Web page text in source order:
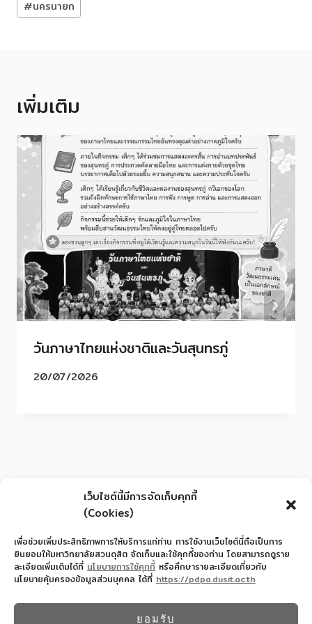
เว็บไซต์นี้มีการจัดเก็บคุกกี้
(Cookies)
เพื่อช่วยเพิ่มประสิทธิภาพการให้บริการแก่ท่าน การใช้งานเว็บไซต์นี้ถือเป็นการ
ยินยอมให้มหาวิทยาลัยสวนดุสิต จัดเก็บและใช้คุกกี้ของท่าน โดยสามารถดูราย
ละเอียดเพิ่มเติมได้ที่ นโยบายการใช้คุกกี้ หรือศึกษารายละเอียดเกี่ยวกับ
นโยบายคุ้มครองข้อมูลส่วนบุคคล ได้ที่ https://pdpa.dusit.ac.th
ยอมรับ
Tags:
#นครนายก
เพิ่มเติม
วันภาษาไทยแห่งชาติและวันสุนทรภู่
20/07/2026
022445587